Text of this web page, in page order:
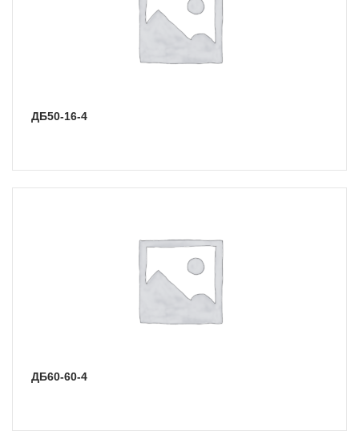
ДБ50-16-4
ДБ60-60-4